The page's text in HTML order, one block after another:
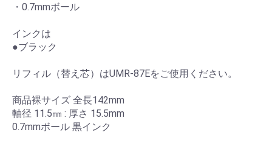
・0.7mmボール
インクは
●ブラック
リフィル（替え芯）はUMR-87Eをご使用ください。
商品裸サイズ 全長142mm
軸径 11.5㎜ : 厚さ 15.5mm
0.7mmボール 黒インク